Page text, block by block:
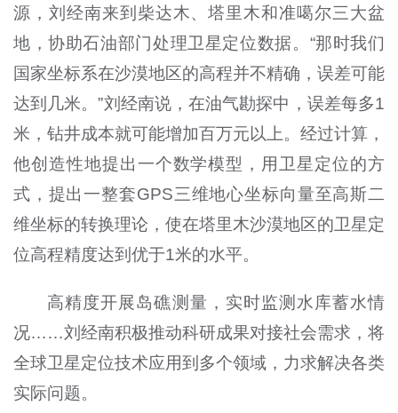
源，刘经南来到柴达木、塔里木和准噶尔三大盆
地，协助石油部门处理卫星定位数据。“那时我们
国家坐标系在沙漠地区的高程并不精确，误差可能
达到几米。”刘经南说，在油气勘探中，误差每多1
米，钻井成本就可能增加百万元以上。经过计算，
他创造性地提出一个数学模型，用卫星定位的方
式，提出一整套GPS三维地心坐标向量至高斯二
维坐标的转换理论，使在塔里木沙漠地区的卫星定
位高程精度达到优于1米的水平。
高精度开展岛礁测量，实时监测水库蓄水情
况……刘经南积极推动科研成果对接社会需求，将
全球卫星定位技术应用到多个领域，力求解决各类
实际问题。